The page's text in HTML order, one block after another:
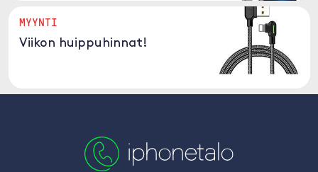
MYYNTI
Viikon huippuhinnat!